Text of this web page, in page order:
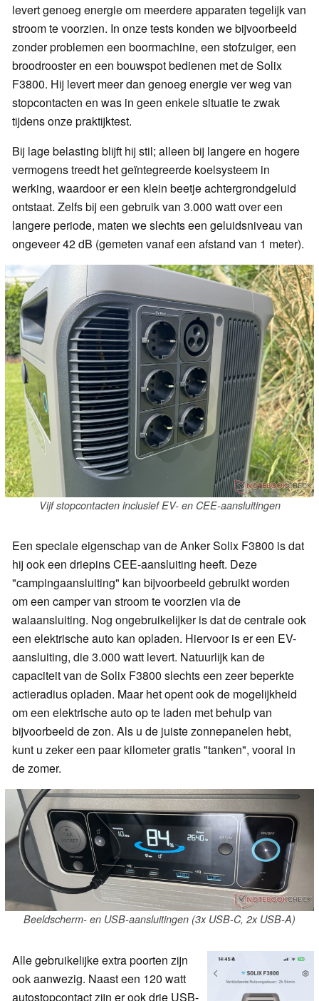
levert genoeg energie om meerdere apparaten tegelijk van
stroom te voorzien. In onze tests konden we bijvoorbeeld
zonder problemen een boormachine, een stofzuiger, een
broodrooster en een bouwspot bedienen met de Solix
F3800. Hij levert meer dan genoeg energie ver weg van
stopcontacten en was in geen enkele situatie te zwak
tijdens onze praktijktest.
Bij lage belasting blijft hij stil; alleen bij langere en hogere
vermogens treedt het geïntegreerde koelsysteem in
werking, waardoor er een klein beetje achtergrondgeluid
ontstaat. Zelfs bij een gebruik van 3.000 watt over een
langere periode, maten we slechts een geluidsniveau van
ongeveer 42 dB (gemeten vanaf een afstand van 1 meter).
Vijf stopcontacten inclusief EV- en CEE-aansluitingen
Een speciale eigenschap van de Anker Solix F3800 is dat
hij ook een driepins CEE-aansluiting heeft. Deze
"campingaansluiting" kan bijvoorbeeld gebruikt worden
om een camper van stroom te voorzien via de
walaansluiting. Nog ongebruikelijker is dat de centrale ook
een elektrische auto kan opladen. Hiervoor is er een EV-
aansluiting, die 3.000 watt levert. Natuurlijk kan de
capaciteit van de Solix F3800 slechts een zeer beperkte
actieradius opladen. Maar het opent ook de mogelijkheid
om een elektrische auto op te laden met behulp van
bijvoorbeeld de zon. Als u de juiste zonnepanelen hebt,
kunt u zeker een paar kilometer gratis "tanken", vooral in
de zomer.
Beeldscherm- en USB-aansluitingen (3x USB-C, 2x USB-A)
Alle gebruikelijke extra poorten zijn
ook aanwezig. Naast een 120 watt
autostopcontact zijn er ook drie USB-